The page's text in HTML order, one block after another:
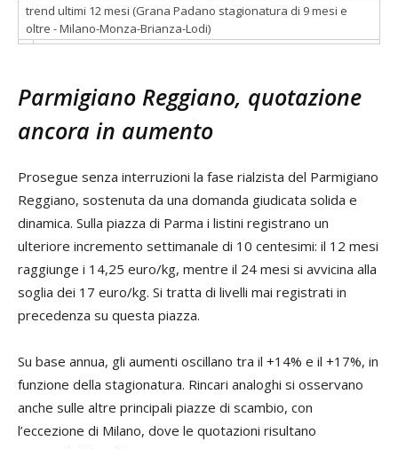
trend ultimi 12 mesi (Grana Padano stagionatura di 9 mesi e
oltre - Milano-Monza-Brianza-Lodi)
Parmigiano Reggiano, quotazione
ancora in aumento
Prosegue senza interruzioni la fase rialzista del Parmigiano
Reggiano, sostenuta da una domanda giudicata solida e
dinamica. Sulla piazza di Parma i listini registrano un
ulteriore incremento settimanale di 10 centesimi: il 12 mesi
raggiunge i 14,25 euro/kg, mentre il 24 mesi si avvicina alla
soglia dei 17 euro/kg. Si tratta di livelli mai registrati in
precedenza su questa piazza.
Su base annua, gli aumenti oscillano tra il +14% e il +17%, in
funzione della stagionatura. Rincari analoghi si osservano
anche sulle altre principali piazze di scambio, con
l’eccezione di Milano, dove le quotazioni risultano